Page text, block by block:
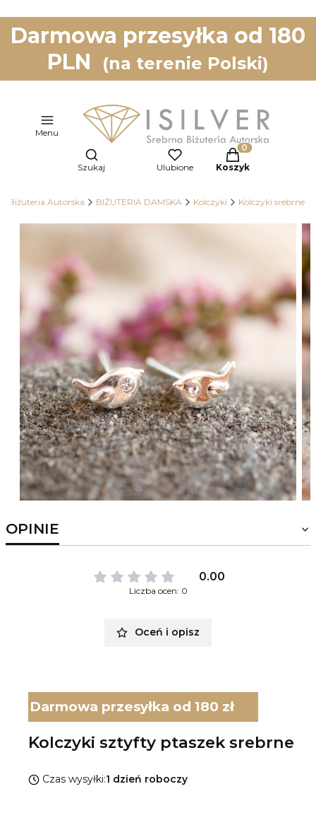
Darmowa przesyłka od 180
PLN
(na terenie Polski)
Menu
Otwórz wyszukiwarkę
Szukaj Ulubione
Produkty w
Koszyk
Biżuteria Autorska BIŻUTERIA DAMSKA Kolczyki Kolczyki srebrne
OPINIE
0.00
Liczba ocen: 0
Oceń i opisz
Darmowa przesyłka od 180 zł
Kolczyki sztyfty ptaszek srebrne
Czas wysyłki:1 dzień roboczy